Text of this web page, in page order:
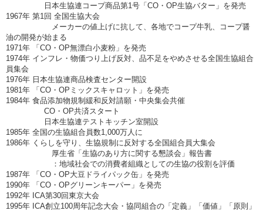
日本生協連コープ商品第1号「CO・OP生協バター」を発売
1967年 第1回 全国生協大会
メーカーの値上げに抗して、各地でコープ牛乳、コープ醤
油の開発が始まる
1971年 「CO・OP無漂白小麦粉」を発売
1974年 インフレ・物価つり上げ反対、品不足をやめさせる全国生協組合
員集会
1976年 日本生協連商品検査センター開設
1981年 「CO・OPミックスキャロット」を発売
1984年 食品添加物規制緩和反対請願・中央集会共催
CO・OP共済スタート
日本生協連テストキッチン室開設
1985年 全国の生協組合員数1,000万人に
1986年 くらしを守り、生協規制に反対する全国組合員大集会
厚生省「生協のあり方に関する懇談会」報告書
：地域社会での消費者組織としての生協の役割を評価
1987年 「CO・OP大豆ドライパック缶」を発売
1990年 「CO・OPグリーンキーパー」を発売
1992年 ICA第30回東京大会
1995年 ICA創立100周年記念大会・協同組合の「定義」「価値」「原則」